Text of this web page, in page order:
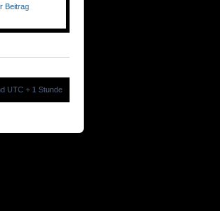
UTC + 1 Stunde